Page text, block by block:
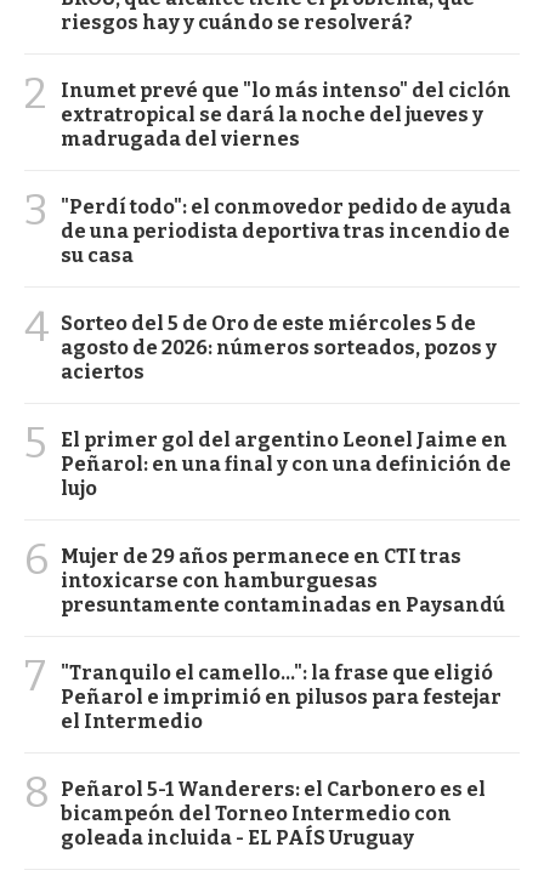
riesgos hay y cuándo se resolverá?
2
Inumet prevé que "lo más intenso" del ciclón
extratropical se dará la noche del jueves y
madrugada del viernes
3
"Perdí todo": el conmovedor pedido de ayuda
de una periodista deportiva tras incendio de
su casa
4 Sorteo del 5 de Oro de este miércoles 5 de
agosto de 2026: números sorteados, pozos y
aciertos
5
El primer gol del argentino Leonel Jaime en
Peñarol: en una final y con una definición de
lujo
6
Mujer de 29 años permanece en CTI tras
intoxicarse con hamburguesas
presuntamente contaminadas en Paysandú
7
"Tranquilo el camello...": la frase que eligió
Peñarol e imprimió en pilusos para festejar
el Intermedio
8
Peñarol 5-1 Wanderers: el Carbonero es el
bicampeón del Torneo Intermedio con
goleada incluida - EL PAÍS Uruguay